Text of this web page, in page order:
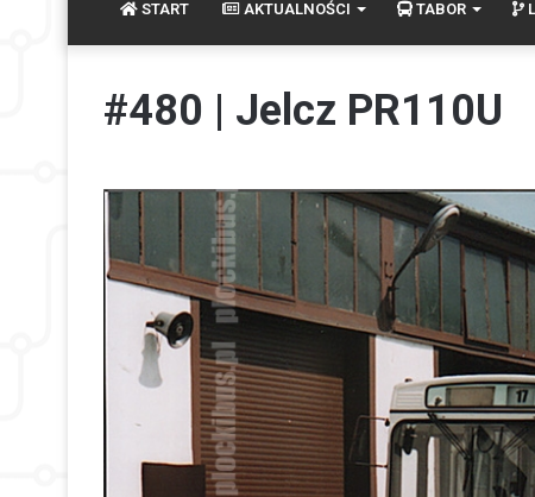
START AKTUALNOŚCI TABOR
#480 | Jelcz PR110U